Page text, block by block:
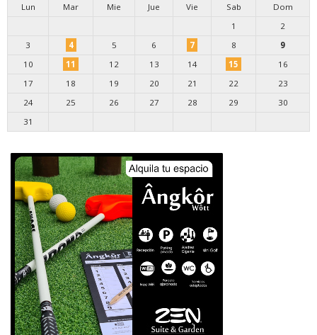
Lun
Mar Mie Jue Vie Sab
Dom
1
2
3
4 5 6 7 8
9
10
11 12 13 14 15
16
17
18 19 20 21 22
23
24
25 26 27 28 29
30
31